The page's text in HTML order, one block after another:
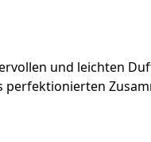
und leichten